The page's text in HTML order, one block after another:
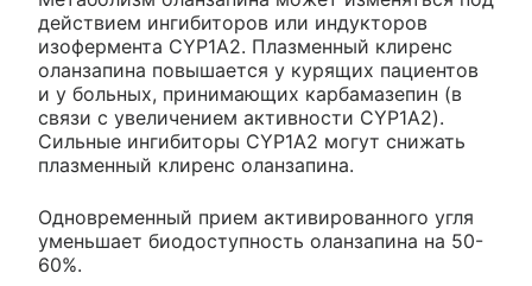
действием ингибиторов или индукторов
изофермента CYP1A2. Плазменный клиренс
оланзапина повышается у курящих пациентов
и у больных, принимающих карбамазепин (в
связи с увеличением активности CYP1A2).
Сильные ингибиторы CYP1A2 могут снижать
плазменный клиренс оланзапина.
Одновременный прием активированного угля
уменьшает биодоступность оланзапина на 50-
60%.